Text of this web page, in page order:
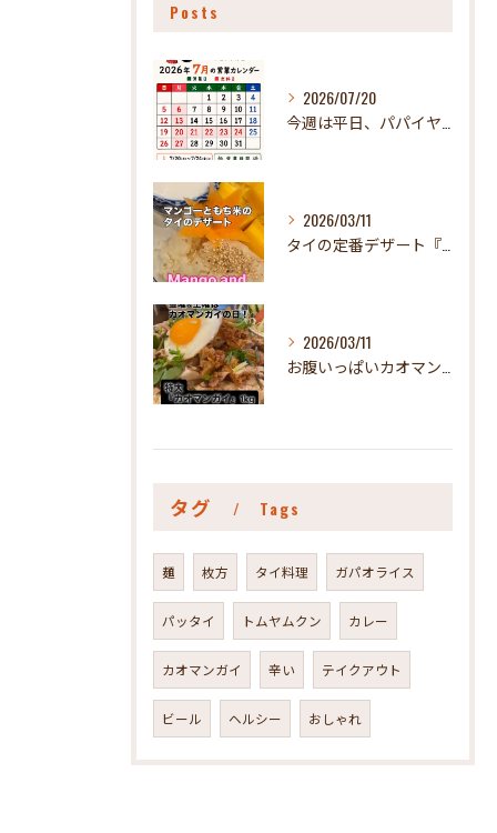
Posts
2026/07/20
今週は平日、パパイヤお休みさせていただきます🤪
2026/03/11
タイの定番デザート『カオニャオマムアン』！ パパイヤで食べれ...
2026/03/11
お腹いっぱいカオマンガイが食べたい人、ぜひぜひ食べてみて😃#...
タグ Tags
麺 枚方 タイ料理 ガパオライス
パッタイ トムヤムクン カレー
カオマンガイ 辛い テイクアウト
ビール ヘルシー おしゃれ